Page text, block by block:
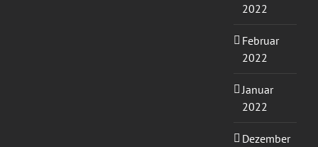
2022
Februar
2022
Januar
2022
Dezember